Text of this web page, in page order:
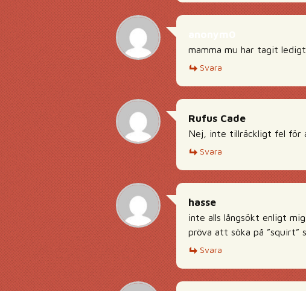
mamma mu har tagit
Svara
Rufus Cade
Nej, inte tillräckligt fel för
Svara
hasse
inte alls långsökt enligt
pröva att söka på ”squirt”
Svara